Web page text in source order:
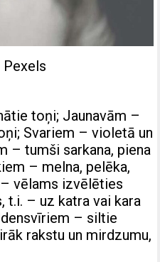
toņi; Jaunavām –
Svariem – violetā un
– tumši sarkana, piena
– melna, pelēka,
vēlams izvēlēties
t.i. – uz katra vai kara
– siltie
rakstu un mirdzumu,